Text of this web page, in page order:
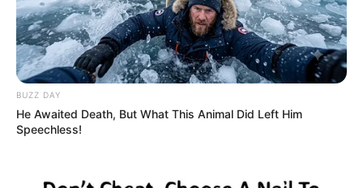
BUZZ DAY
He Awaited Death, But What This Animal Did Left Him
Speechless!